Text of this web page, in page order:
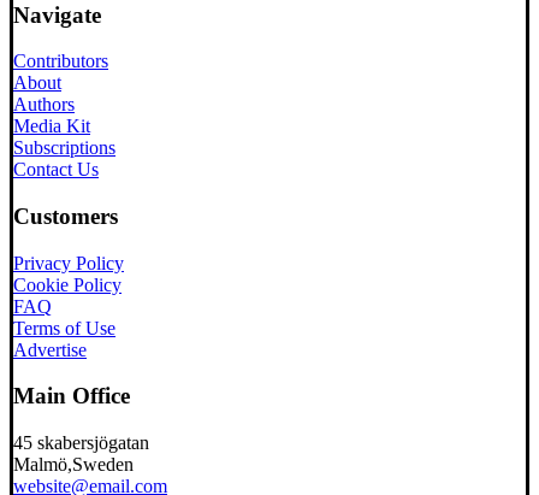
Navigate
Contributors
About
Authors
Media Kit
Subscriptions
Contact Us
Customers
Privacy Policy
Cookie Policy
FAQ
Terms of Use
Advertise
Main Office
45 skabersjögatan
Malmö,Sweden
website@email.com